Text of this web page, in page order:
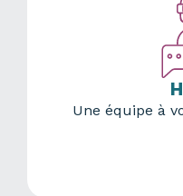
Une équipe à